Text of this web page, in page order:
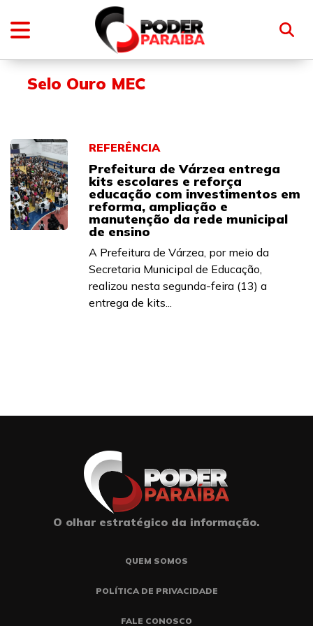
Selo Ouro MEC
REFERÊNCIA
Prefeitura de Várzea entrega
kits escolares e reforça
educação com investimentos em
reforma, ampliação e
manutenção da rede municipal
de ensino
A Prefeitura de Várzea, por meio da
Secretaria Municipal de Educação,
realizou nesta segunda-feira (13) a
entrega de kits...
O olhar estratégico da informação.
QUEM SOMOS
POLÍTICA DE PRIVACIDADE
FALE CONOSCO